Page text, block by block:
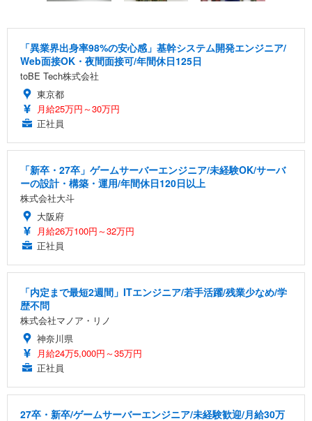
「異業界出身率98%の安心感」基幹システム開発エンジニア/
Web面接OK・夜間面接可/年間休日125日
toBE Tech株式会社
東京都
月給25万円～30万円
正社員
「新卒・27卒」ゲームサーバーエンジニア/未経験OK/サーバ
ーの設計・構築・運用/年間休日120日以上
株式会社大斗
大阪府
月給26万100円～32万円
正社員
「内定まで最短2週間」ITエンジニア/若手活躍/残業少なめ/学
歴不問
株式会社マノア・リノ
神奈川県
月給24万5,000円～35万円
正社員
27卒・新卒/ゲームサーバーエンジニア/未経験歓迎/月給30万